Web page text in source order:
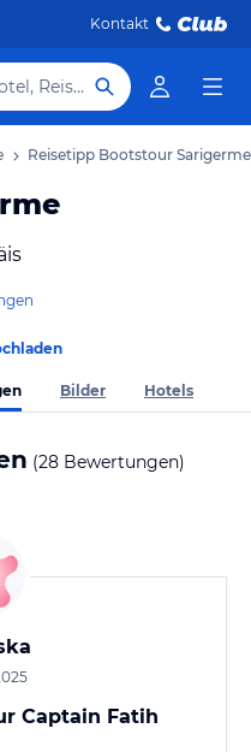
Kontakt
Hotel, Reiseziel
Reisetipp Bootstour Sarigerme
Bilder Hotels
(28 Bewertungen)
Captain Fatih